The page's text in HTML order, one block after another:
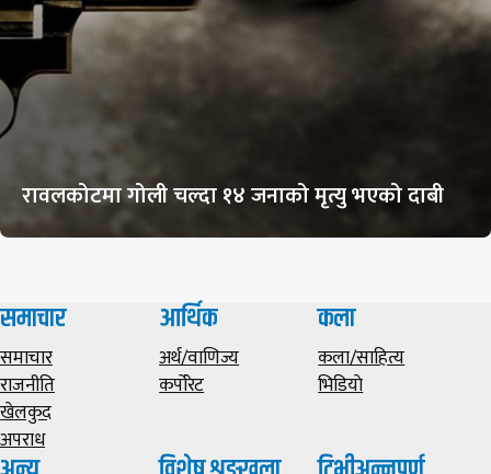
रावलकोटमा गोली चल्दा १४ जनाको मृत्यु भएको दाबी
समाचार
समाचार
राजनीति
खेलकुद
अपराध
आर्थिक
अर्थ/वाणिज्य
कर्पोरेट
कला
कला/साहित्य
भिडियाे